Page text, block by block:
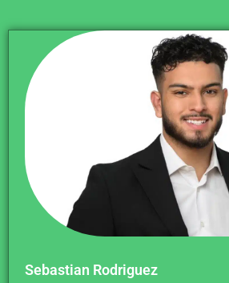
Sebastian Rodriguez